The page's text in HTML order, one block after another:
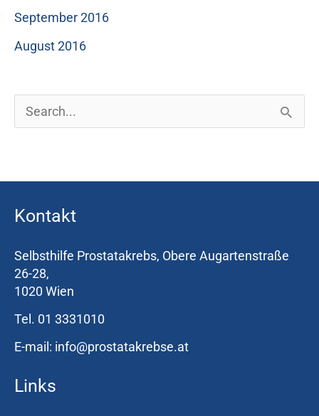
September 2016
August 2016
e
n
a
c
h
Kontakt
Selbsthilfe Prostatakrebs, Obere Augartenstraße
26-28,
1020 Wien
Tel. 01 3331010
E-mail: info@prostatakrebse.at
Links